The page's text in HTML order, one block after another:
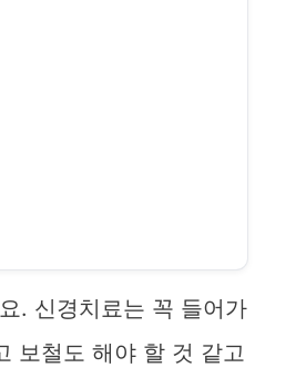
. 신경치료는 꼭 들어가
보철도 해야 할 것 같고